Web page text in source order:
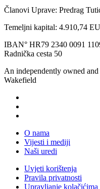
Članovi Uprave: Predrag
Temeljni kapital: 4.910,74
IBAN° HR79 2340 0091
Radnička cesta 50
An independently owned
Wakefield
O nama
Vijesti i mediji
Naši uredi
Uvjeti korištenja
Pravila privatnosti
Upravljanje kolačićima